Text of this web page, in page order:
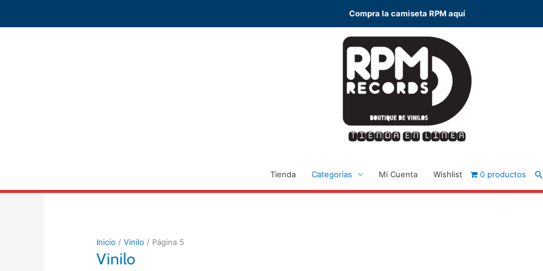
Compra la camiseta RPM aquí
Tienda Categorías Mi Cuenta Wishlist 0 productos
Inicio / Vinilo / Página 5
Vinilo